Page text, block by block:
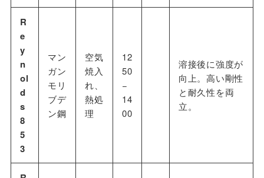
R
e
y
n
ol
d
s
8
5
3
マン
ガン
モリ
ブデ
ン鋼
空気
焼入
れ、
熱処
理
12
50
−
14
00
溶接後に強度が
向上。高い剛性
と耐久性を両
立。